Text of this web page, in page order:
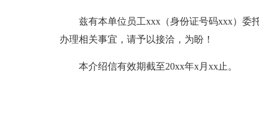
兹有本单位员工xxx（身份证号码xxx）委
办理相关事宜，请予以接洽，为盼！
本介绍信有效期截至20xx年x月xx止。